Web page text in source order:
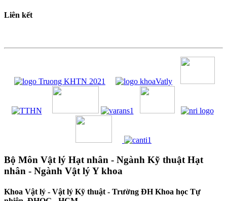
Liên kết
Bộ Môn Vật lý Hạt nhân - Ngành Kỹ thuật Hạt
nhân - Ngành Vật lý Y khoa
Khoa Vật lý - Vật lý Kỹ thuật - Trường ĐH Khoa học Tự